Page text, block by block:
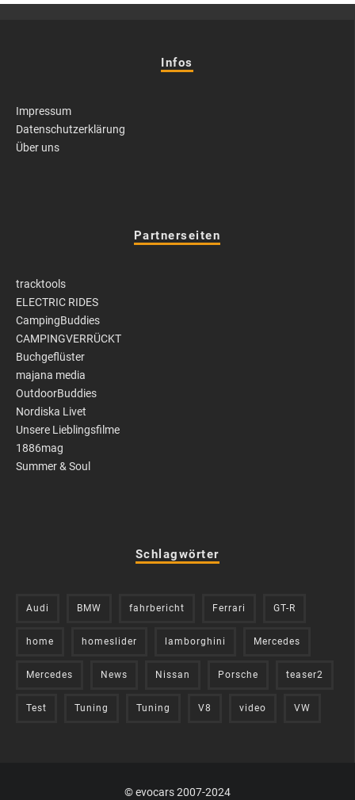
Infos
Impressum
Datenschutzerklärung
Über uns
Partnerseiten
tracktools
ELECTRIC RIDES
CampingBuddies
CAMPINGVERRÜCKT
Buchgeflüster
majana media
OutdoorBuddies
Nordiska Livet
Unsere Lieblingsfilme
1886mag
Summer & Soul
Schlagwörter
Audi BMW fahrbericht Ferrari GT-R
home homeslider lamborghini Mercedes
Mercedes News Nissan Porsche teaser2
Test Tuning Tuning V8 video VW
© evocars 2007-2024